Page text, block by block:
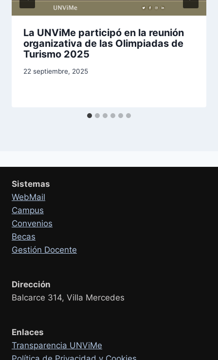
La UNViMe participó en la reunión
organizativa de las Olimpiadas de
Turismo 2025
22 septiembre, 2025
Sistemas
WebMail
Campus
Convenios
Becas
Gestión Docente
Dirección
Balcarce 314, Villa Mercedes
Enlaces
Transparencia UNViMe